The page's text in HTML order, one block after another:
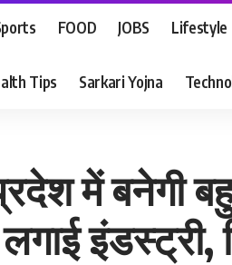
FOOD JOBS Lifestyle
Tips Sarkari Yojna
में बनेगी
इंडस्ट्री,